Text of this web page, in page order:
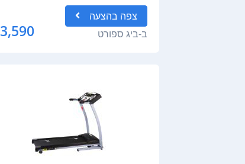
צפה בהצעה
ב-ביג ספורט 3,590 ₪